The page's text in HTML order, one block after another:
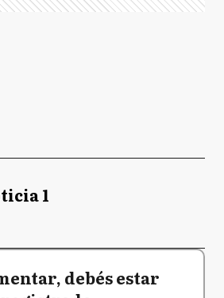
1
debés estar